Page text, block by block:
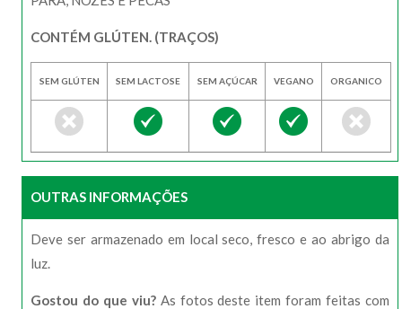
CONTÉM GLÚTEN. (TRAÇOS)
SEM GLÚTEN SEM LACTOSE SEM AÇÚCAR VEGANO ORGANICO
OUTRAS INFORMAÇÕES
Deve ser armazenado em local seco, fresco e ao abrigo da
luz.
Gostou do que viu?As fotos deste item foram feitas com